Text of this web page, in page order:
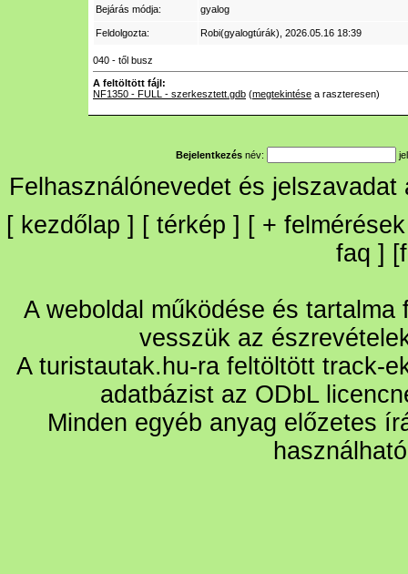
Bejárás módja: gyalog
Feldolgozta: Robi(gyalogtúrák) , 2026.05.16 18:39
040 - től busz
A feltöltött fájl:
NF1350 - FULL - szerkesztett.gdb (megtekintése a raszteresen)
Bejelentkezés név:
Felhasználónevedet és
[ kezdőlap ] [ térkép ] [ + felmérések
faq ] [
A weboldal működése és
vesszük az
A turistautak.hu-ra feltöltött track-
adatbázist az ODbL
Minden egyéb anyag előzetes